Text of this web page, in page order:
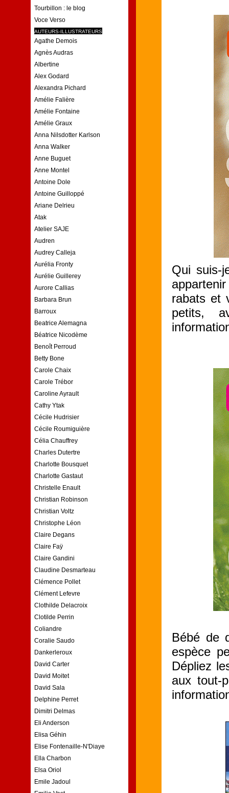
Tourbillon : le blog
Voce Verso
AUTEURS-ILLUSTRATEURS
Agathe Demois
Agnès Audras
Albertine
Alex Godard
Alexandra Pichard
Amélie Falière
Amélie Fontaine
Amélie Graux
Anna Nilsdotter Karlson
Anna Walker
Anne Buguet
Anne Montel
Antoine Dole
Antoine Guilloppé
Ariane Delrieu
Atak
Atelier SAJE
Audren
Audrey Calleja
Aurélia Fronty
Aurélie Guillerey
Aurore Callias
Barbara Brun
Barroux
Beatrice Alemagna
Béatrice Nicodème
Benoît Perroud
Betty Bone
Carole Chaix
Carole Trébor
Caroline Ayrault
Cathy Ytak
Cécile Hudrisier
Cécile Roumiguière
Célia Chauffrey
Charles Dutertre
Charlotte Bousquet
Charlotte Gastaut
Christelle Enault
Christian Robinson
Christian Voltz
Christophe Léon
Claire Degans
Claire Faÿ
Claire Gandini
Claudine Desmarteau
Clémence Pollet
Clément Lefevre
Clothilde Delacroix
Clotilde Perrin
Coliandre
Coralie Saudo
Dankerleroux
David Carter
David Moitet
David Sala
Delphine Perret
Dimitri Delmas
Eli Anderson
Elisa Géhin
Elise Fontenaille-N'Diaye
Ella Charbon
Elsa Oriol
Emile Jadoul
Qui suis-
rabats et
petits,
Bébé de
espèce
Dépliez
aux tout-